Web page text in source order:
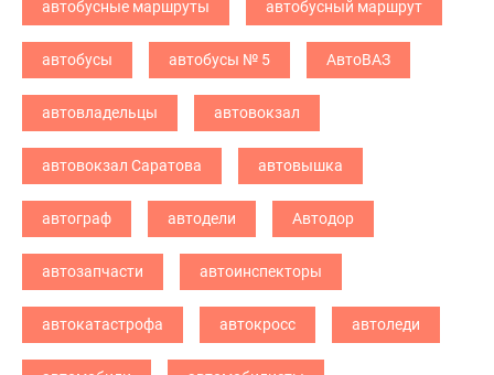
автобусные маршруты автобусный маршрут
автобусы автобусы № 5 АвтоВАЗ
автовладельцы автовокзал
автовокзал Саратова автовышка
автограф автодели Автодор
автозапчасти автоинспекторы
автокатастрофа автокросс автоледи